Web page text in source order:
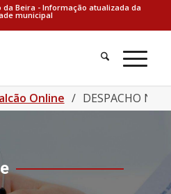
Beira - Informação atualizada da
municipal
Online / DESPACHO N.